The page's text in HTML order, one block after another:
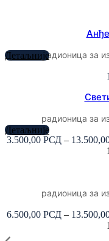
радионица за
Детаљније
радионица за
3.500,00 РСД –
Детаљније
радионица за
6.500,00 РСД –